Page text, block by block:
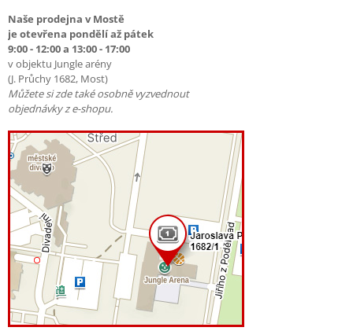
Naše prodejna v Mostě
je otevřena pondělí až pátek
9:00 - 12:00 a 13:00 - 17:00
v objektu Jungle arény
(J. Průchy 1682, Most)
Můžete si zde také osobně vyzvednout
objednávky z e-shopu.